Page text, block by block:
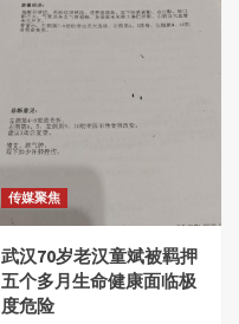
传媒聚焦
武汉70岁老汉童斌被羁押
五个多月生命健康面临极
度危险